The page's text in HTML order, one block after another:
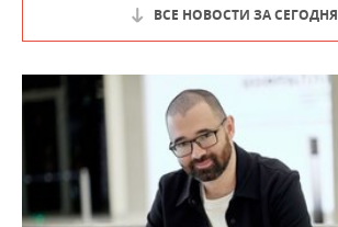
ВСЕ НОВОСТИ ЗА СЕГОДНЯ